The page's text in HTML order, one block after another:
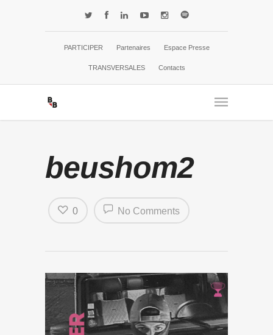
PARTICIPER Partenaires Espace Presse
TRANSVERSALES Contacts
beushom2
No Comments
0